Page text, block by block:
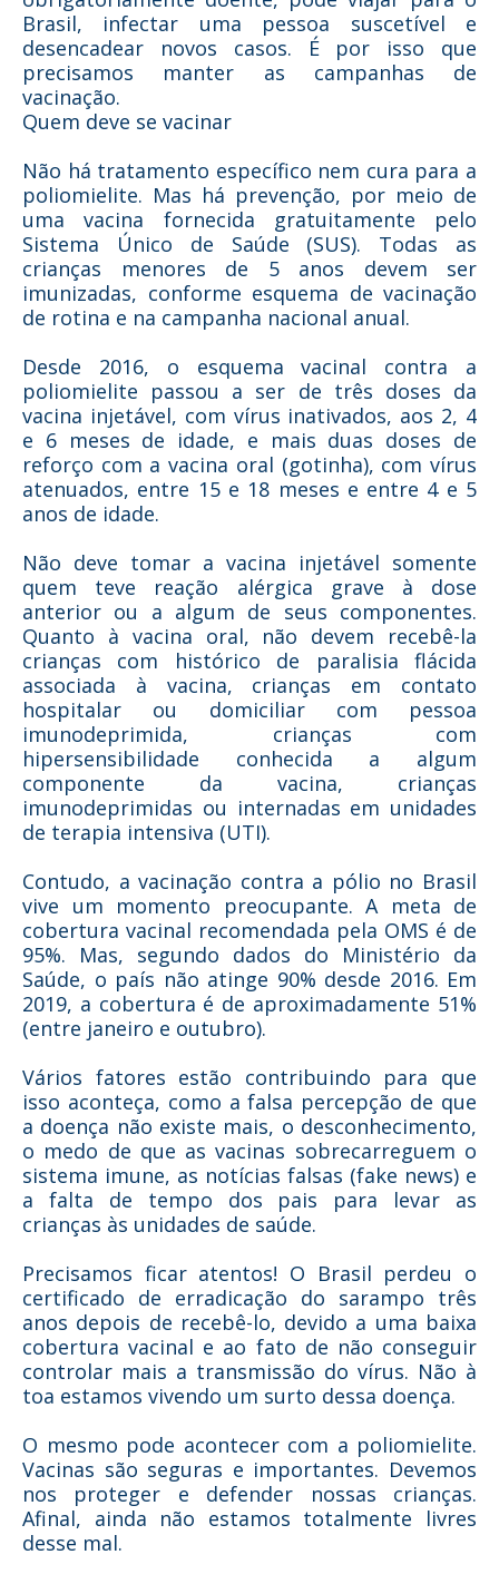
Brasil, infectar uma pessoa suscetível e
desencadear novos casos. É por isso que
precisamos manter as campanhas de
vacinação.
Quem deve se vacinar
Não há tratamento específico nem cura para a
poliomielite. Mas há prevenção, por meio de
uma vacina fornecida gratuitamente pelo
Sistema Único de Saúde (SUS). Todas as
crianças menores de 5 anos devem ser
imunizadas, conforme esquema de vacinação
de rotina e na campanha nacional anual.
Desde 2016, o esquema vacinal contra a
poliomielite passou a ser de três doses da
vacina injetável, com vírus inativados, aos 2, 4
e 6 meses de idade, e mais duas doses de
reforço com a vacina oral (gotinha), com vírus
atenuados, entre 15 e 18 meses e entre 4 e 5
anos de idade.
Não deve tomar a vacina injetável somente
quem teve reação alérgica grave à dose
anterior ou a algum de seus componentes.
Quanto à vacina oral, não devem recebê-la
crianças com histórico de paralisia flácida
associada à vacina, crianças em contato
hospitalar ou domiciliar com pessoa
imunodeprimida, crianças com
hipersensibilidade conhecida a algum
componente da vacina, crianças
imunodeprimidas ou internadas em unidades
de terapia intensiva (UTI).
Contudo, a vacinação contra a pólio no Brasil
vive um momento preocupante. A meta de
cobertura vacinal recomendada pela OMS é de
95%. Mas, segundo dados do Ministério da
Saúde, o país não atinge 90% desde 2016. Em
2019, a cobertura é de aproximadamente 51%
(entre janeiro e outubro).
Vários fatores estão contribuindo para que
isso aconteça, como a falsa percepção de que
a doença não existe mais, o desconhecimento,
o medo de que as vacinas sobrecarreguem o
sistema imune, as notícias falsas (fake news) e
a falta de tempo dos pais para levar as
crianças às unidades de saúde.
Precisamos ficar atentos! O Brasil perdeu o
certificado de erradicação do sarampo três
anos depois de recebê-lo, devido a uma baixa
cobertura vacinal e ao fato de não conseguir
controlar mais a transmissão do vírus. Não à
toa estamos vivendo um surto dessa doença.
O mesmo pode acontecer com a poliomielite.
Vacinas são seguras e importantes. Devemos
nos proteger e defender nossas crianças.
Afinal, ainda não estamos totalmente livres
desse mal.